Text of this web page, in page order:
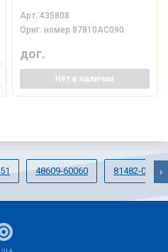
Арт.435808
Ориг. номер 87810AC090
дог.
Нет в наличии
48609-60060 81482-0E110›